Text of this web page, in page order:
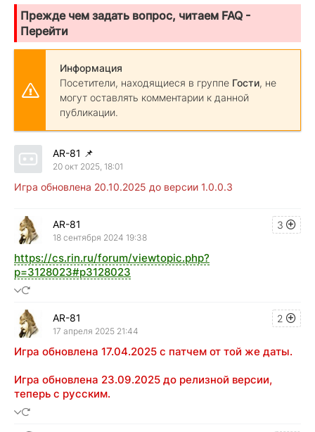
Прежде чем задать вопрос, читаем FAQ -
Перейти
Информация
Посетители, находящиеся в группе Гости, не
могут оставлять комментарии к данной
публикации.
AR-81 📌
20 окт 2025, 18:01
Игра обновлена 20.10.2025 до версии 1.0.0.3
3
AR-81
18 сентября 2024 19:38
https://cs.rin.ru/forum/viewtopic.php?
p=3128023#p3128023
2
AR-81
17 апреля 2025 21:44
Игра обновлена 17.04.2025 с патчем от той же даты.
Игра обновлена 23.09.2025 до релизной версии,
теперь с русским.